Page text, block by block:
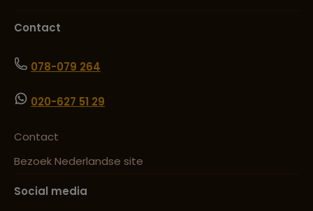
Contact
078-079 264
020-627 51 29
Contact
Bezoek Nederlandse site
Social media